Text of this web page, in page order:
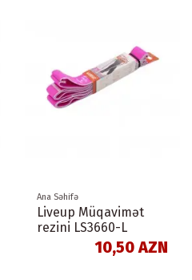
Ana Səhifə
Liveup Müqavimət
rezini LS3660-L
10,50 AZN